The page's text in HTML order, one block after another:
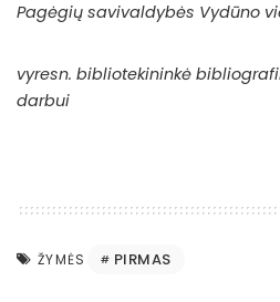
Pagėgių savivaldybės Vydūno
vyresn. bibliotekininkė
darbui
ŽYMĖS PIRMAS